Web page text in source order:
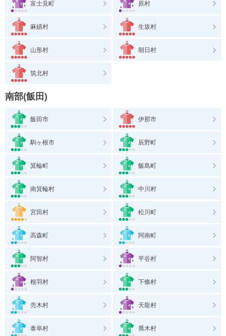
富士見町 原村
麻績村 生坂村
山形村 朝日村
筑北村
南部(飯田)
飯田市 伊那市
駒ヶ根市 辰野町
箕輪町 飯島町
南箕輪村 中川村
宮田村 松川町
高森町 阿南町
阿智村 平谷村
根羽村 下條村
売木村 天龍村
泰阜村 喬木村